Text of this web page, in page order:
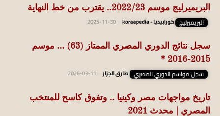
البريميرليج موسم 2022/23.. يقترب من خط النهاية
البريميرليج كورابيديا - koraapedia 2025-11-30
سجل نتائج الدوري المصري الممتاز (63) … موسم
2015-2016 *
سجل مواسم الدوري المصري طارق الجزار 2026-03-11
تاريخ مواجهات مصر وكينيا .. وتفوق كاسح للمنتخب
المصري | محدث 2021